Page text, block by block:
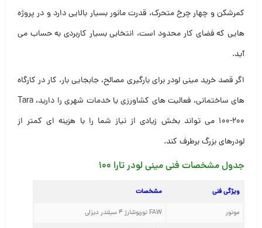
کمرشکن و چهار چرخ متحرک، قدرت مانور بسیار بالایی دارد و در پروژه
هایی که فضای کار محدود است، انتخابی بسیار کاربردی به حساب می
آید.
اگر قصد خرید مینی لودر برای بارگیری مصالح، جابجایی بار، کار در کارگاه
های ساختمانی، فعالیت های کشاورزی یا خدمات شهری را دارید، Tara
100-200 می تواند بخش زیادی از نیاز شما را با هزینه ای کمتر از
لودرهای بزرگ برطرف کند.
جدول مشخصات فنی مینی لودر تارا ۱۰۰
ویژگی فنی مشخصات
موتور FAW توربوشارژ ۴ سیلندر دیزلی